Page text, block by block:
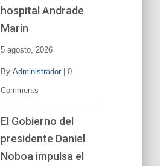
hospital Andrade
Marín
5 agosto, 2026
By Administrador| 0
Comments
El Gobierno del
presidente Daniel
Noboa impulsa el